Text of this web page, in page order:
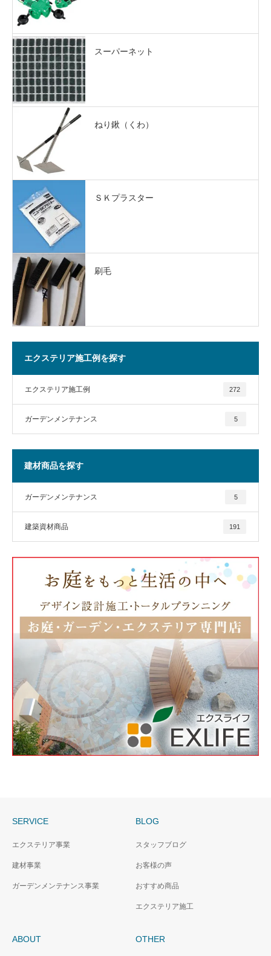
スーパーネット
ねり鍬（くわ）
ＳＫプラスター
刷毛
エクステリア施工例を探す
エクステリア施工例 272
ガーデンメンテナンス 5
建材商品を探す
ガーデンメンテナンス 5
建築資材商品 191
SERVICE
エクステリア事業
建材事業
ガーデンメンテナンス事業
BLOG
スタッフブログ
お客様の声
おすすめ商品
エクステリア施工
ABOUT OTHER